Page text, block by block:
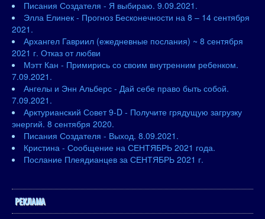
Писания Создателя - Я выбираю. 9.09.2021.
Элла Елинек - Прогноз Бесконечности на 8 – 14 сентября
2021.
Архангел Гавриил (ежедневные послания) ~ 8 сентября
2021 г. Отказ от любви
Мэтт Кан - Примирись со своим внутренним ребенком.
7.09.2021.
Ангелы и Энн Альберс - Дай себе право быть собой.
7.09.2021.
Арктурианский Совет 9-D - Получите грядущую загрузку
энергий. 8 сентября 2020.
Писания Создателя - Выход. 8.09.2021.
Кристина - Сообщение на СЕНТЯБРЬ 2021 года.
Послание Плеядианцев за СЕНТЯБРЬ 2021 г.
РЕКЛАМА